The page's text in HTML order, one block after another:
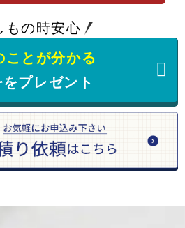
もの時安心
ことが分かる
をプレゼント